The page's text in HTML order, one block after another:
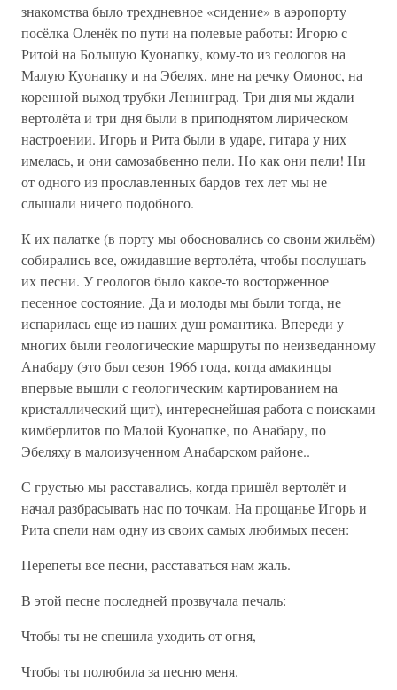
знакомства было трехдневное «сидение» в аэропорту
посёлка Оленёк по пути на полевые работы: Игорю с
Ритой на Большую Куонапку, кому-то из геологов на
Малую Куонапку и на Эбелях, мне на речку Омонос, на
коренной выход трубки Ленинград. Три дня мы ждали
вертолёта и три дня были в приподнятом лирическом
настроении. Игорь и Рита были в ударе, гитара у них
имелась, и они самозабвенно пели. Но как они пели! Ни
от одного из прославленных бардов тех лет мы не
слышали ничего подобного.
К их палатке (в порту мы обосновались со своим жильём)
собирались все, ожидавшие вертолёта, чтобы послушать
их песни. У геологов было какое-то восторженное
песенное состояние. Да и молоды мы были тогда, не
испарилась еще из наших душ романтика. Впереди у
многих были геологические маршруты по неизведанному
Анабару (это был сезон 1966 года, когда амакинцы
впервые вышли с геологическим картированием на
кристаллический щит), интереснейшая работа с поисками
кимберлитов по Малой Куонапке, по Анабару, по
Эбеляху в малоизученном Анабарском районе..
С грустью мы расставались, когда пришёл вертолёт и
начал разбрасывать нас по точкам. На прощанье Игорь и
Рита спели нам одну из своих самых любимых песен:
Перепеты все песни, расставаться нам жаль.
В этой песне последней прозвучала печаль:
Чтобы ты не спешила уходить от огня,
Чтобы ты полюбила за песню меня.